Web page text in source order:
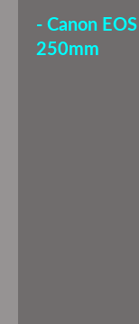
- Canon
250mm